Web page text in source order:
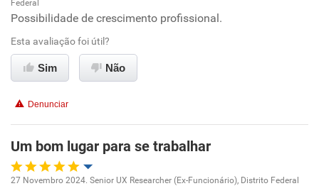
Oportunidade de promoção
Ambiente de trabalho
Conciliação com a vida familiar
Recomenda esta empresa
Federal
Possibilidade de crescimento profissional.
Esta avaliação foi útil?
Sim Não
Denunciar
Um bom lugar para se trabalhar
27 Novembro 2024. Senior UX Researcher (Ex-Funcionário), Distrito Federal